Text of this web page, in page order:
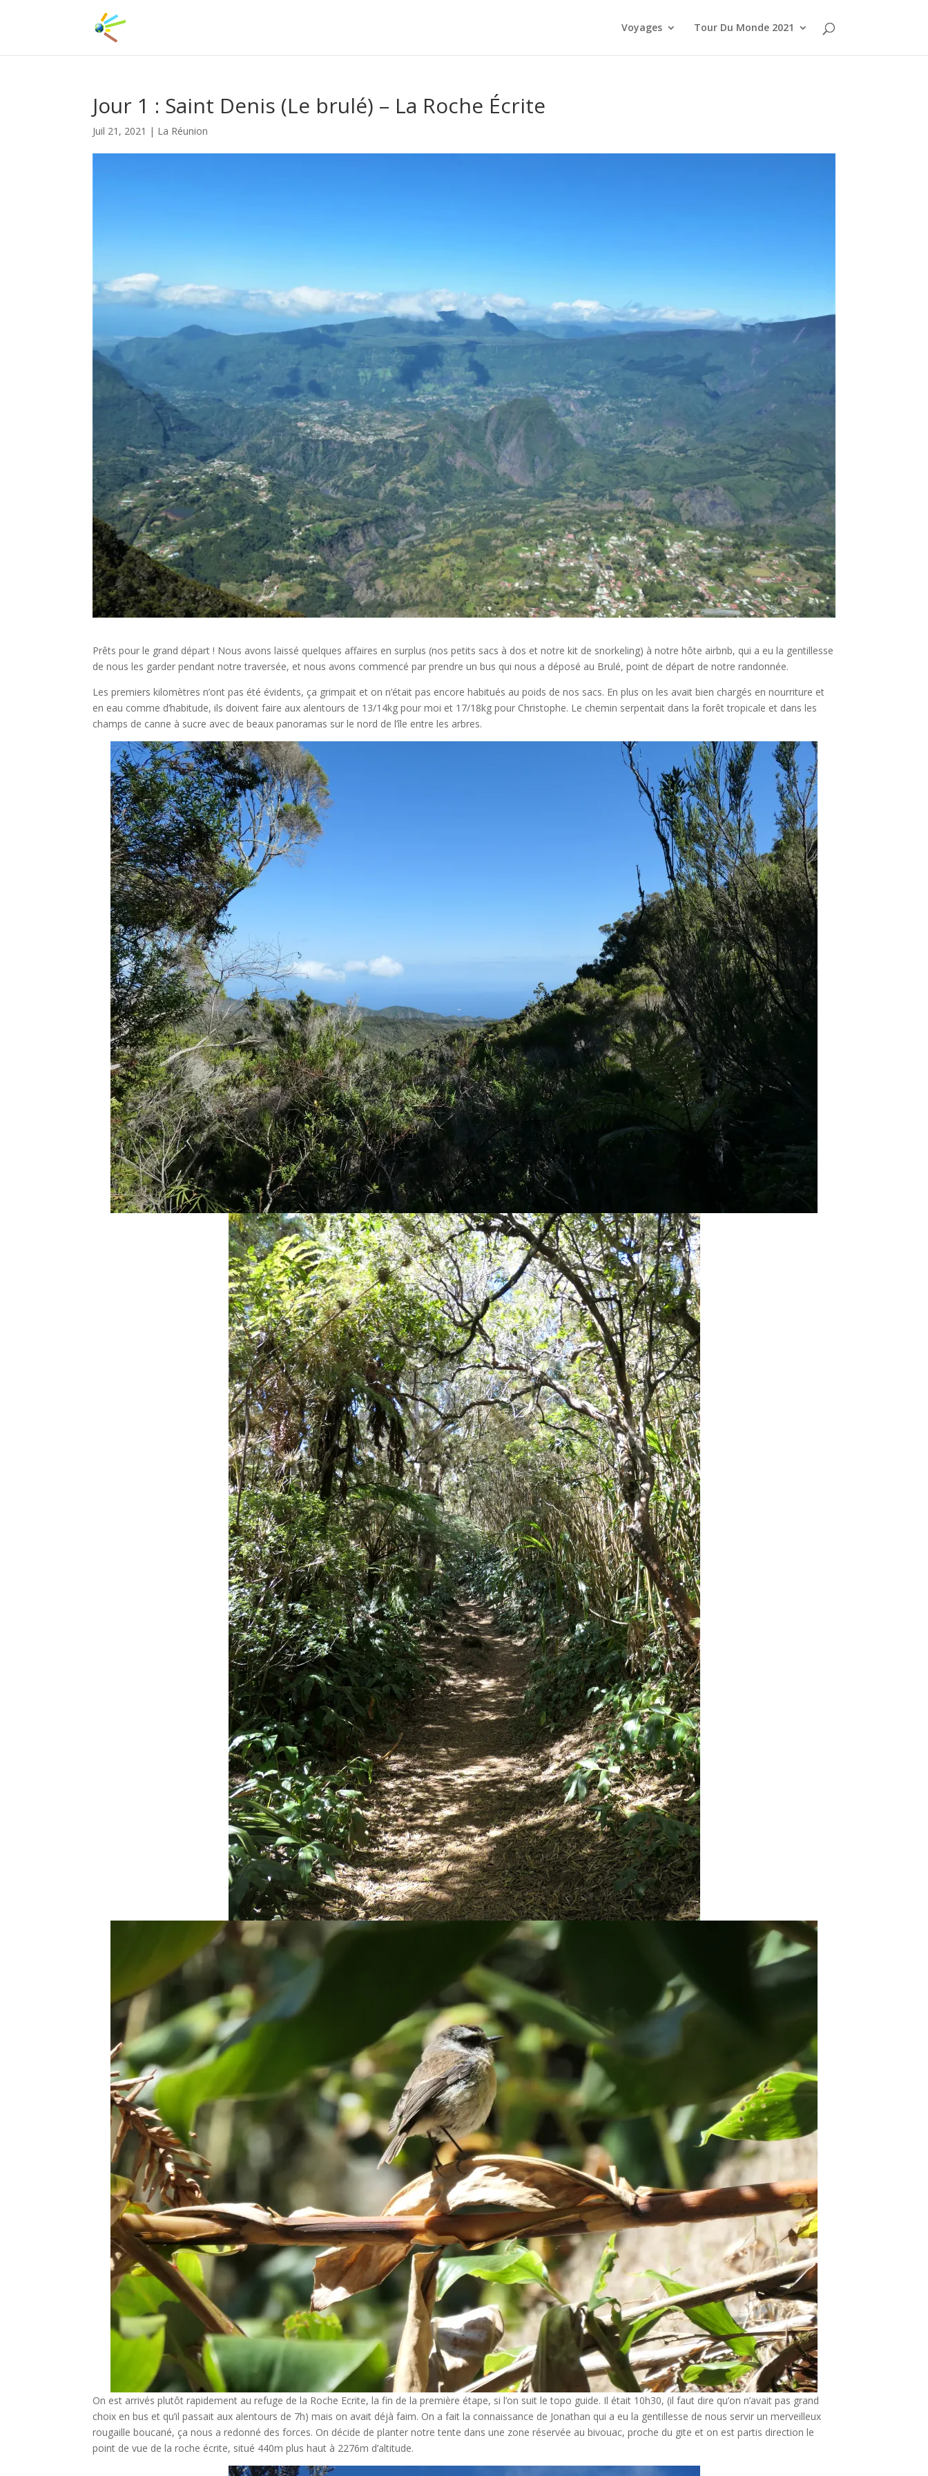
Voyages Tour Du Monde 2021
Jour 1 : Saint Denis (Le brulé) – La Roche Écrite
Juil 21, 2021 | La Réunion
Prêts pour le grand départ ! Nous avons laissé quelques affaires en surplus (nos petits sacs à dos et notre kit de snorkeling) à notre hôte airbnb, qui a eu la gentillesse
de nous les garder pendant notre traversée, et nous avons commencé par prendre un bus qui nous a déposé au Brulé, point de départ de notre randonnée.
Les premiers kilomètres n’ont pas été évidents, ça grimpait et on n’était pas encore habitués au poids de nos sacs. En plus on les avait bien chargés en nourriture et
en eau comme d’habitude, ils doivent faire aux alentours de 13/14kg pour moi et 17/18kg pour Christophe. Le chemin serpentait dans la forêt tropicale et dans les
champs de canne à sucre avec de beaux panoramas sur le nord de l’île entre les arbres.
On est arrivés plutôt rapidement au refuge de la Roche Ecrite, la fin de la première étape, si l’on suit le topo guide. Il était 10h30, (il faut dire qu’on n’avait pas grand
choix en bus et qu’il passait aux alentours de 7h) mais on avait déjà faim. On a fait la connaissance de Jonathan qui a eu la gentillesse de nous servir un merveilleux
rougaille boucané, ça nous a redonné des forces. On décide de planter notre tente dans une zone réservée au bivouac, proche du gite et on est partis direction le
point de vue de la roche écrite, situé 440m plus haut à 2276m d’altitude.